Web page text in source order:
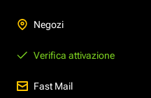
Negozi
Verifica attivazione
Fast Mail